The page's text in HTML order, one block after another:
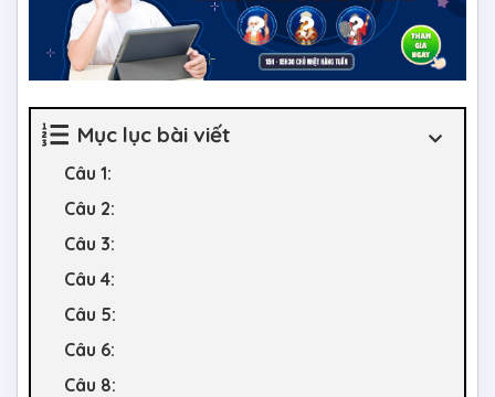
Mục lục bài viết
Câu 1:
Câu 2:
Câu 3:
Câu 4:
Câu 5:
Câu 6:
Câu 8: